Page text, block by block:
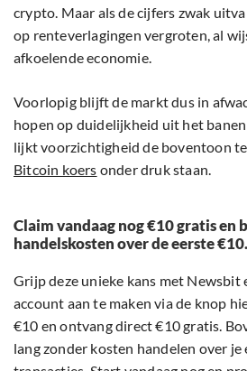
crypto. Maar als de cijfers zwak
op renteverlagingen vergroten, al
afkoelende economie.
Voorlopig blijft de markt dus in
hopen op duidelijkheid uit het
lijkt voorzichtigheid de boventoon
Bitcoin koers onder druk staan.
Claim vandaag nog €10 gratis en
handelskosten over de eerste
Grijp deze unieke kans met Newsbit
account aan te maken via de knop
€10 en ontvang direct €10 gratis.
lang zonder kosten handelen over je